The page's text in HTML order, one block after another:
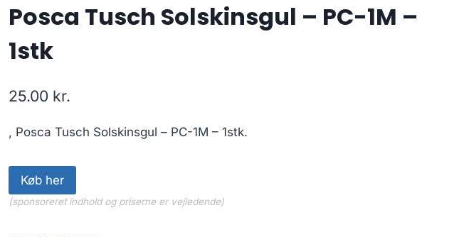
Posca Tusch Solskinsgul – PC-1M –
1stk
25.00 kr.
, Posca Tusch Solskinsgul – PC-1M – 1stk.
Køb her
(sponsoreret indhold og priserne er vejledende)